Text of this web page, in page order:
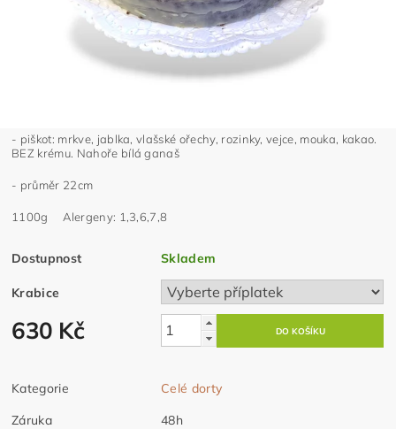
- piškot: mrkve, jablka, vlašské ořechy, rozinky, vejce, mouka, kakao.
BEZ krému. Nahoře bílá ganaš
- průměr 22cm
1100g Alergeny: 1,3,6,7,8
Dostupnost Skladem
Krabice
630 Kč
Kategorie
Celé dorty
Záruka
48h